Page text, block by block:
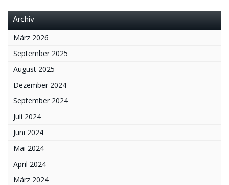
Archiv
März 2026
September 2025
August 2025
Dezember 2024
September 2024
Juli 2024
Juni 2024
Mai 2024
April 2024
März 2024